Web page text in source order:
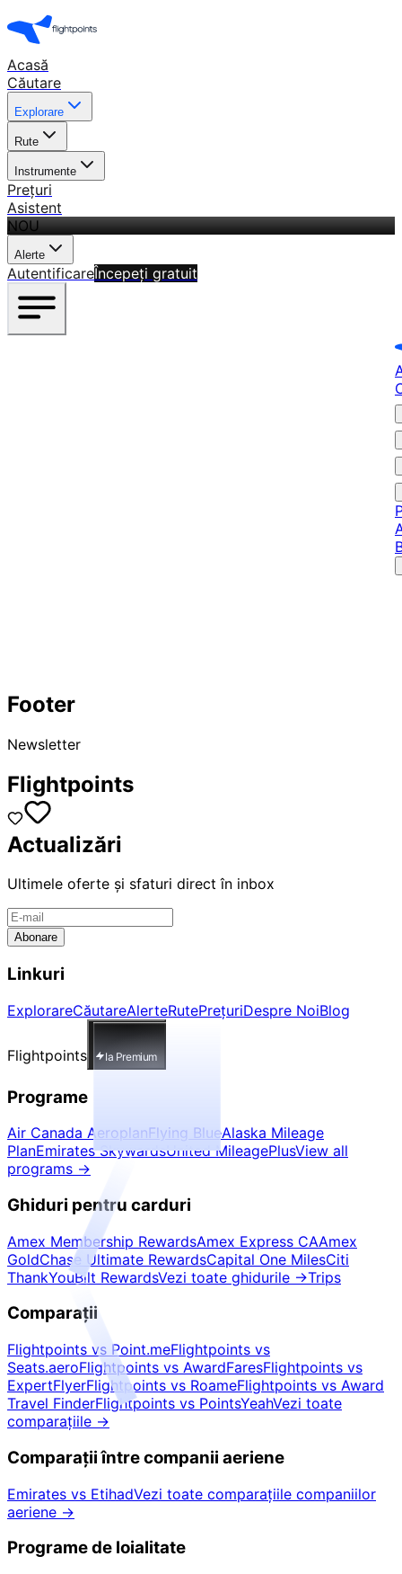
Acasă
Căutare
Explorare
Rute
Instrumente
Prețuri
Asistent
NOU
Alerte
AutentificareÎncepeți gratuit
Footer
Newsletter
Flightpoints
Actualizări
Ultimele oferte și sfaturi direct în inbox
Abonare
Linkuri
ExplorareCăutareAlerteRutePrețuriDespre NoiBlog
Flightpoints Ia Premium
Programe
Air Canada AeroplanFlying BlueAlaska Mileage
PlanEmirates SkywardsUnited MileagePlusView all
programs →
Ghiduri pentru carduri
Amex Membership RewardsAmex Express CAAmex
GoldChase Ultimate RewardsCapital One MilesCiti
ThankYouBilt RewardsVezi toate ghidurile →Trips
Comparații
Flightpoints vs Point.meFlightpoints vs
Seats.aeroFlightpoints vs AwardFaresFlightpoints vs
ExpertFlyerFlightpoints vs RoameFlightpoints vs Award
Travel FinderFlightpoints vs PointsYeahVezi toate
comparațiile →
Comparații între companii aeriene
Emirates vs EtihadVezi toate comparațiile companiilor
aeriene →
Programe de loialitate